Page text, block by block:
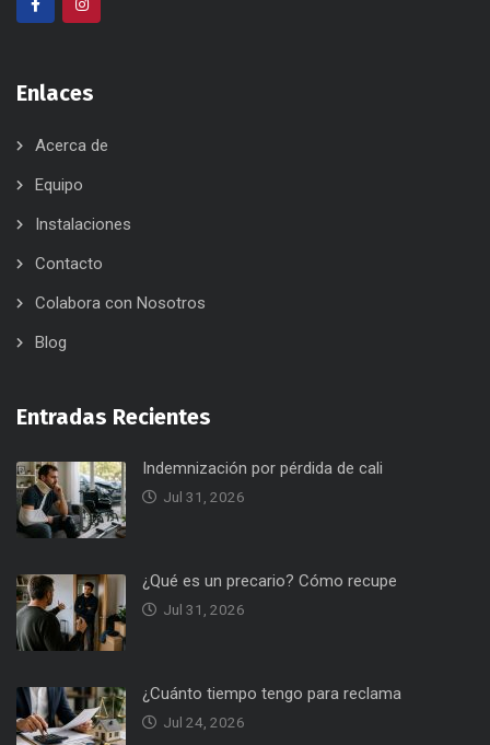
Enlaces
Acerca de
Equipo
Instalaciones
Contacto
Colabora con Nosotros
Blog
Entradas Recientes
Indemnización por pérdida de cali
Jul 31, 2026
¿Qué es un precario? Cómo recupe
Jul 31, 2026
¿Cuánto tiempo tengo para reclama
Jul 24, 2026